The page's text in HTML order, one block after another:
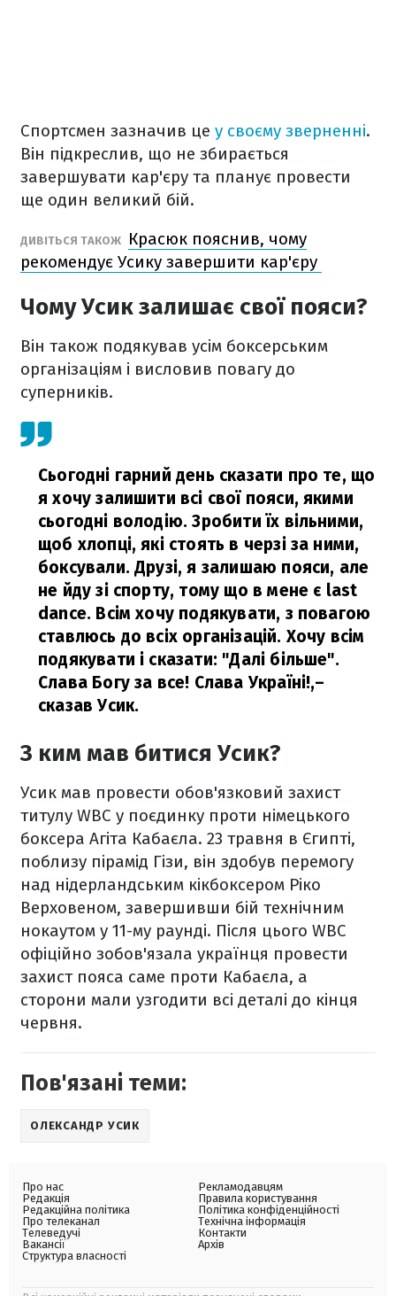
Спортсмен зазначив це у своєму зверненні.
Він підкреслив, що не збирається
завершувати кар'єру та планує провести
ще один великий бій.
ДИВІТЬСЯ ТАКОЖ
Красюк пояснив, чому
рекомендує Усику завершити кар'єру
Чому Усик залишає свої пояси?
Він також подякував усім боксерським
організаціям і висловив повагу до
суперників.
Сьогодні гарний день сказати про те, що
я хочу залишити всі свої пояси, якими
сьогодні володію. Зробити їх вільними,
щоб хлопці, які стоять в черзі за ними,
боксували. Друзі, я залишаю пояси, але
не йду зі спорту, тому що в мене є last
dance. Всім хочу подякувати, з повагою
ставлюсь до всіх організацій. Хочу всім
подякувати і сказати: "Далі більше".
Слава Богу за все! Слава Україні!,–
сказав Усик.
З ким мав битися Усик?
Усик мав провести обов'язковий захист
титулу WBC у поєдинку проти німецького
боксера Агіта Кабаєла. 23 травня в Єгипті,
поблизу пірамід Гізи, він здобув перемогу
над нідерландським кікбоксером Ріко
Верховеном, завершивши бій технічним
нокаутом у 11-му раунді. Після цього WBC
офіційно зобов'язала українця провести
захист пояса саме проти Кабаєла, а
сторони мали узгодити всі деталі до кінця
червня.
Пов'язані теми:
ОЛЕКСАНДР УСИК
Про нас
Редакція
Редакційна політика
Про телеканал
Телеведучі
Вакансії
Структура власності
Рекламодавцям
Правила користування
Політика конфіденційності
Технічна інформація
Контакти
Архів